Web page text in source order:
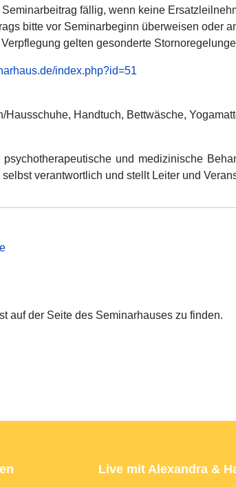
fällig, wenn keine
bitte vor Seminarbeginn überweisen oder
gelten gesonderte
index.php?id=51
Hausschuhe, Handtuch, Bettwäsche,
und medizinische
verantwortlich und stellt Leiter und
auf der Seite des Seminarhauses zu finden.
Live mit Alexandra &